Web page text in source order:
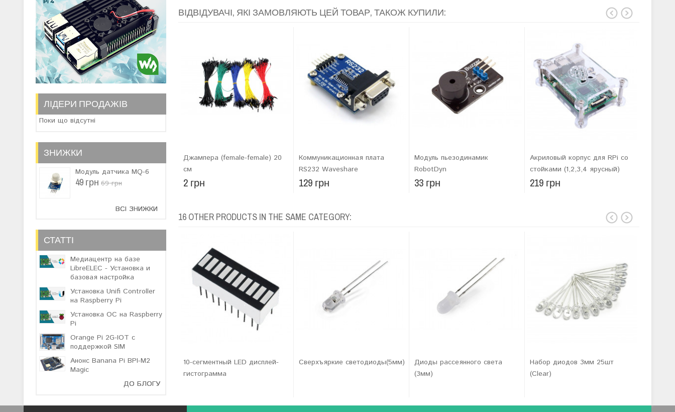
ЛІДЕРИ ПРОДАЖІВ
Поки що відсутні
ЗНИЖКИ
Модуль датчика MQ-6
49 грн 69 грн
ВСІ ЗНИЖКИ
СТАТТІ
Медиацентр на базе
LibreELEC - Установка и
базовая настройка
Установка Unifi Controller
на Raspberry Pi
Установка ОС на Raspberry
Pi
Orange Pi 2G-IOT с
поддержкой SIM
Анонс Banana Pi BPI-M2
Magic
ДО БЛОГУ
ВІДВІДУВАЧІ, ЯКІ ЗАМОВЛЯЮТЬ ЦЕЙ ТОВАР, ТАКОЖ КУПИЛИ:
Джампера (female-female) 20
см
2 грн
Коммуникационная плата
RS232 Waveshare
129 грн
Модуль пьезодинамик
RobotDyn
33 грн
Акриловый корпус для RPi со
стойками (1,2,3,4 ярусный)
219 грн
16 OTHER PRODUCTS IN THE SAME CATEGORY:
10-сегментный LED дисплей-
гистограмма
Сверхъяркие светодиоды(5мм)
Диоды рассеянного света
(3мм)
Набор диодов 3мм 25шт
(Clear)